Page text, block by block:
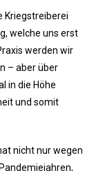
Kriegstreiberei
welche uns erst
werden wir
– aber über
in die Höhe
und somit
nicht nur wegen